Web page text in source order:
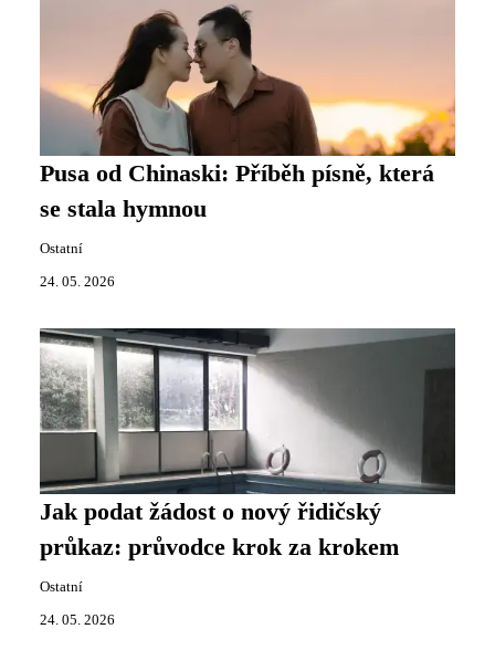
Pusa od Chinaski: Příběh písně, která
se stala hymnou
Ostatní
24. 05. 2026
Jak podat žádost o nový řidičský
průkaz: průvodce krok za krokem
Ostatní
24. 05. 2026